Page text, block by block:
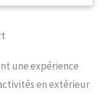
la conception et la
clients de meilleurs
3 réglages de
38 à 65°C et
une expérience
en extérieur